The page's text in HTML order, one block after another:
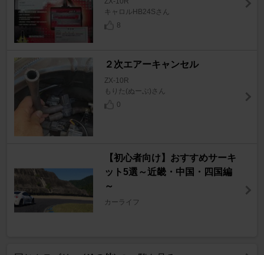
キャロルHB24Sさん
8
２次エアーキャンセル
ZX-10R
もりた(ぬーぶ)さん
0
【初心者向け】おすすめサーキ
ット5選～近畿・中国・四国編
～
カーライフ